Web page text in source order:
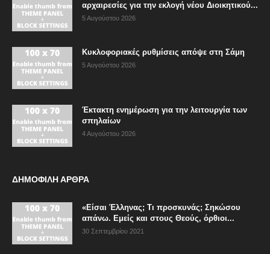
αρχαιρεσίες για την εκλογή νέου Διοικητικού...
5 Αυγούστου 2026
Κυκλοφοριακές ρυθμίσεις απόψε στη Σάμη
5 Αυγούστου 2026
Έκτακτη ενημέρωση για την λειτουργία των
σπηλαίων
4 Αυγούστου 2026
ΔΗΜΟΦΙΛΗ ΑΡΘΡΑ
«Είσαι Έλληνας; Τι προσκυνάς; Σηκώσου
απάνω. Εμείς και στους Θεούς, όρθιοι...
30 Σεπτεμβρίου 2021